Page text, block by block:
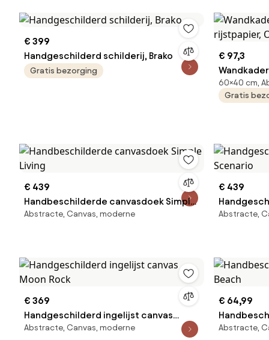
€ 399
Handgeschilderd schilderij, Brako
Gratis bezorging
€ 97,3
rijstpapier,
60×40 cm,
Gratis
€ 439
Handbeschilderde canvasdoek Simple
Living
Abstracte, Canvas, moderne
€ 439
Scenario
Abstracte,
€ 369
Handgeschilderd ingelijst canvas
Moon Rock
Abstracte, Canvas, moderne
€ 64,99
Beach
Abstracte,